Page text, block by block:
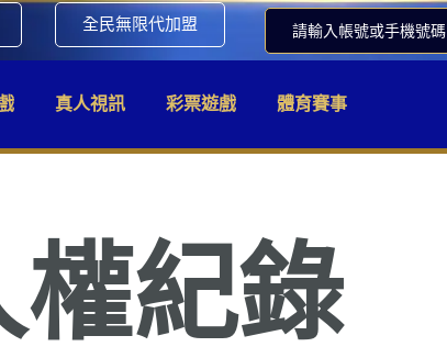
全民無限代加盟 請輸入帳號或手機號碼
真人視訊 彩票遊戲 體育賽事
權紀錄